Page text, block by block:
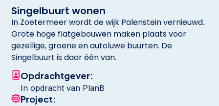
Singelbuurt wonen
In Zoetermeer wordt de wijk Palenstein vernieuwd.
Grote hoge flatgebouwen maken plaats voor
gezellige, groene en autoluwe buurten. De
Singelbuurt is daar één van.
Opdrachtgever:
In opdracht van PlanB
Project: